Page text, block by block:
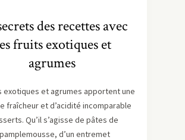
des recettes avec
fruits exotiques et
agrumes
exotiques et agrumes apportent une
fraîcheur et d’acidité incomparable
Qu’il s’agisse de pâtes de
d’un entremet